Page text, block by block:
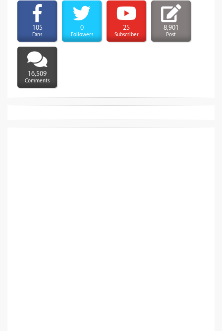
105
Fans
0
Followers
25
Subscriber
8,901
Post
16,509
Comments